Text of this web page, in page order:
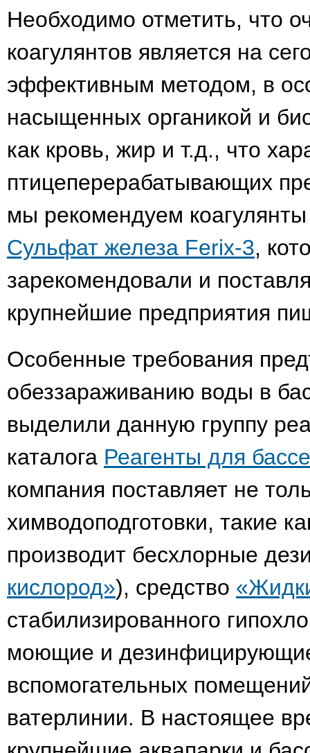
Необходимо отметить, что
коагулянтов является на
эффективным методом, в
насыщенных органикой и
как кровь, жир и т.д., что
птицеперерабатывающих
мы рекомендуем
Сульфат железа Ferix-3,
зарекомендовали и
крупнейшие предприятия
Особенные требования
обеззараживанию воды в
выделили данную группу
каталога Реагенты для
компания поставляет не
химводоподготовки, такие
производит бесхлорные
кислород»), средство
стабилизированного
моющие и
вспомогательных
ватерлинии. В настоящее